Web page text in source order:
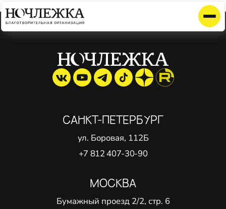
Элемент не найден!
САНКТ-ПЕТЕРБУРГ
ул. Боровая, 112Б
+7 812 407-30-90
МОСКВА
Бумажный проезд 2/2, стр. 6